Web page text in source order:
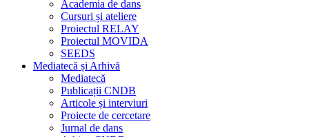
Academia de dans
Cursuri și ateliere
Proiectul RELAY
Proiectul MOVIDA
SEEDS
Mediatecă și Arhivă
Mediatecă
Publicații CNDB
Articole și interviuri
Proiecte de cercetare
Jurnal de dans